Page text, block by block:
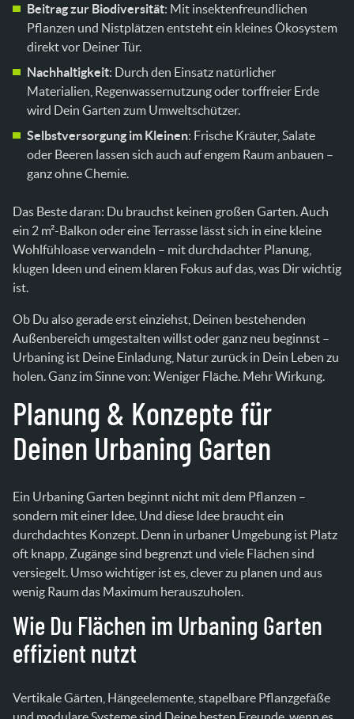
Beitrag zur Biodiversität: Mit insektenfreundlichen
Pflanzen und Nistplätzen entsteht ein kleines Ökosystem
direkt vor Deiner Tür.
Nachhaltigkeit: Durch den Einsatz natürlicher
Materialien, Regenwassernutzung oder torffreier Erde
wird Dein Garten zum Umweltschützer.
Selbstversorgung im Kleinen: Frische Kräuter, Salate
oder Beeren lassen sich auch auf engem Raum anbauen –
ganz ohne Chemie.
Das Beste daran: Du brauchst keinen großen Garten. Auch
ein 2 m²-Balkon oder eine Terrasse lässt sich in eine kleine
Wohlfühloase verwandeln – mit durchdachter Planung,
klugen Ideen und einem klaren Fokus auf das, was Dir wichtig
ist.
Ob Du also gerade erst einziehst, Deinen bestehenden
Außenbereich umgestalten willst oder ganz neu beginnst –
Urbaning ist Deine Einladung, Natur zurück in Dein Leben zu
holen. Ganz im Sinne von: Weniger Fläche. Mehr Wirkung.
Planung & Konzepte für
Deinen Urbaning Garten
Ein Urbaning Garten beginnt nicht mit dem Pflanzen –
sondern mit einer Idee. Und diese Idee braucht ein
durchdachtes Konzept. Denn in urbaner Umgebung ist Platz
oft knapp, Zugänge sind begrenzt und viele Flächen sind
versiegelt. Umso wichtiger ist es, clever zu planen und aus
wenig Raum das Maximum herauszuholen.
Wie Du Flächen im Urbaning Garten
effizient nutzt
Vertikale Gärten, Hängeelemente, stapelbare Pflanzgefäße